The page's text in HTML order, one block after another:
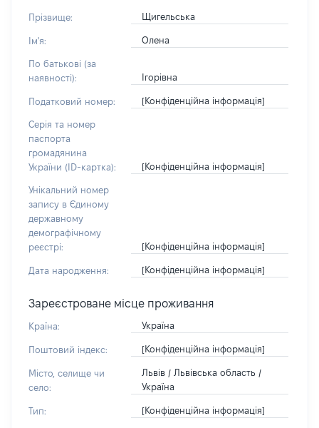
Прізвище: Щигельська
Ім'я: Олена
По батькові (за
наявності):
Ігорівна
Податковий номер: [Конфіденційна інформація]
Серія та номер
паспорта
громадянина
України (ID-картка):
[Конфіденційна інформація]
Унікальний номер
запису в Єдиному
державному
демографічному
реєстрі:
[Конфіденційна інформація]
Дата народження: [Конфіденційна інформація]
Зареєстроване місце проживання
Країна: Україна
Поштовий індекс: [Конфіденційна інформація]
Місто, селище чи
село:
Львів / Львівська область /
Україна
Тип: [Конфіденційна інформація]